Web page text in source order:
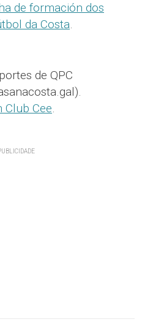
de formación dos
da Costa.
de QPC
Club Cee.